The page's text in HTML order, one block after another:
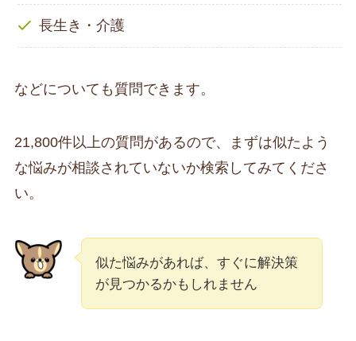
長生き・介護
などについても質問できます。
21,800件以上の質問があるので、まずは似たよう
な悩みが相談されていないか検索してみてくださ
い。
似た悩みがあれば、すぐに解決策
が見つかるかもしれません